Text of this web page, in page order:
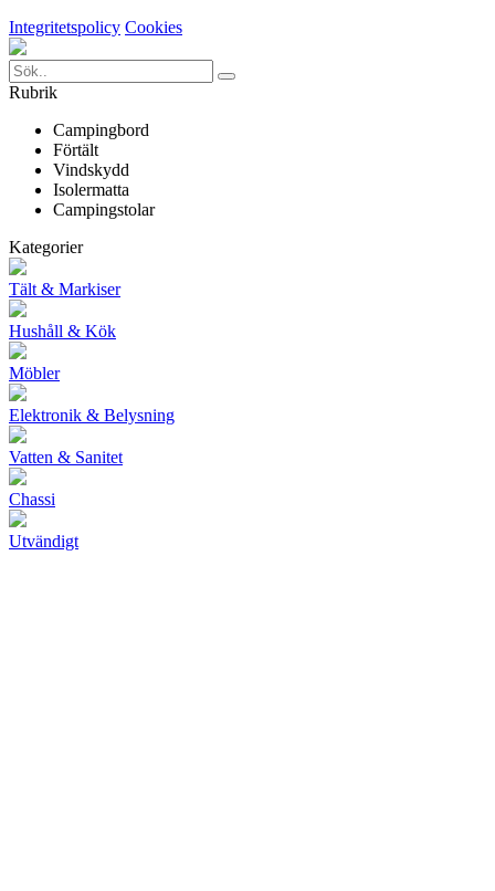
Integritetspolicy Cookies
Rubrik
Campingbord
Förtält
Vindskydd
Isolermatta
Campingstolar
Kategorier
Tält & Markiser
Hushåll & Kök
Möbler
Elektronik & Belysning
Vatten & Sanitet
Chassi
Utvändigt